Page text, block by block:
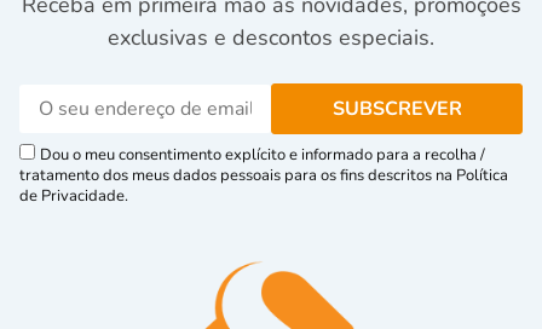
exclusivas e descontos especiais.
Dou o meu consentimento explícito e informado para a recolha /
tratamento dos meus dados pessoais para os fins descritos na Política
de Privacidade.